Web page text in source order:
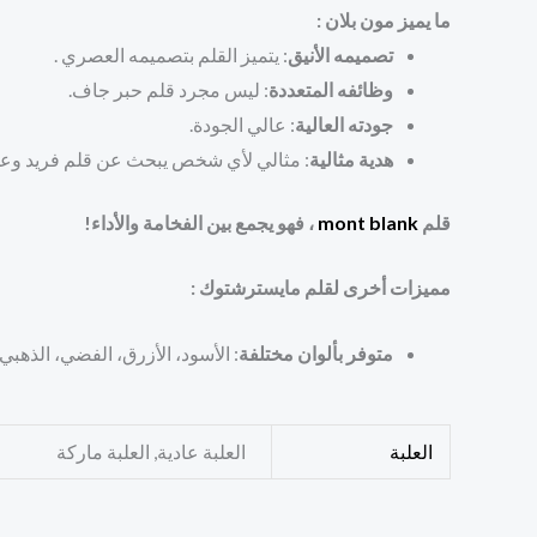
ما يميز مون بلان :
تصميمه الأنيق: يتميز القلم بتصميمه العصري .
وظائفه المتعددة: ليس مجرد قلم حبر جاف.
جودته العالية: عالي الجودة.
هدية مثالية: مثالي لأي شخص يبحث عن قلم فريد
قلم ، فهو يجمع بين الفخامة والأداء!
مميزات أخرى لقلم مايسترشتوك :
متوفر بألوان مختلفة: الأسود، الأزرق، الفضي،
العلبة العلبة عادية, العلبة ماركة